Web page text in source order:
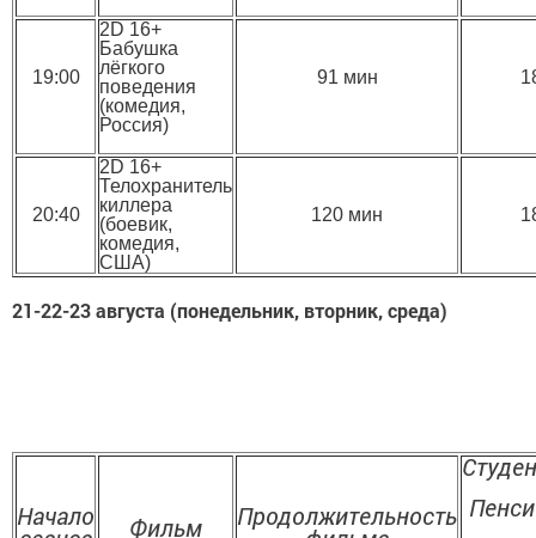
19:00
2D 16+
Бабушка
лёгкого
поведения
(комедия,
Россия)
91 мин
20:40
2D 16+
Телохранитель
киллера
(боевик,
комедия,
США)
120 мин
21-22-23 августа (понедельник, вторник, среда)
Начало Фильм Продолжительность